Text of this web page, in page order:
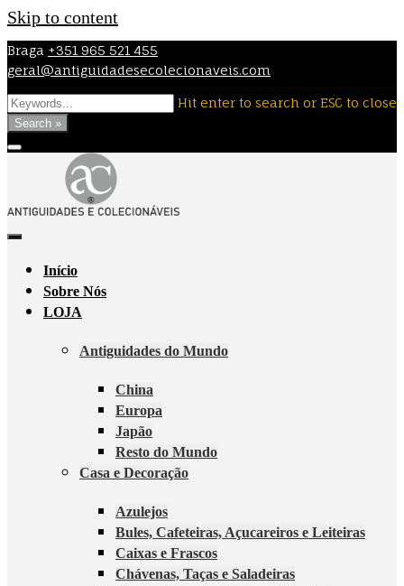
Skip to content
Braga +351 965 521 455
geral@antiguidadesecolecionaveis.com
Hit enter to search or ESC to close
Search »
Início
Sobre Nós
LOJA
Antiguidades do Mundo
China
Europa
Japão
Resto do Mundo
Casa e Decoração
Azulejos
Bules, Cafeteiras, Açucareiros e Leiteiras
Caixas e Frascos
Chávenas, Taças e Saladeiras